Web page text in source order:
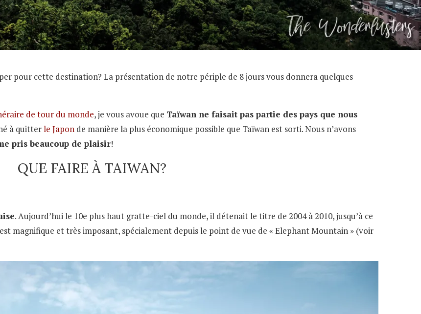
pour cette destination? La présentation de notre périple de 8 jours vous donnera quelques
de tour du monde, je vous avoue que Taïwan ne faisait pas partie des pays que nous
à quitterle Japon de manière la plus économique possible que Taïwan est sorti. Nous n’avons
pris beaucoup de plaisir!
QUE FAIRE À TAIWAN?
. Aujourd’hui le 10e plus haut gratte-ciel du monde, il détenait le titre de 2004 à 2010, jusqu’à ce
magnifique et très imposant, spécialement depuis le point de vue de « Elephant Mountain » (voir